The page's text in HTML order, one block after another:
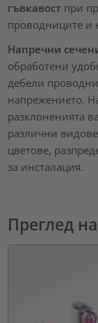
гъвкавост при
проводниците и
Напречни
обработени
дебели
напрежението.
разклоненията
различни
цветове,
за инсталация.
Преглед